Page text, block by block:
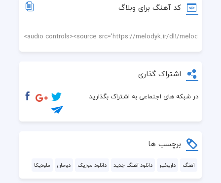
کد آهنگ برای وبلاگ
اشتراک گذاری
در شبکه های اجتماعی به اشتراک بگذارید
برچسب ها
آهنگ داریخیر دانلود آهنگ جدید دانلود موزیک دومان ملودیکا